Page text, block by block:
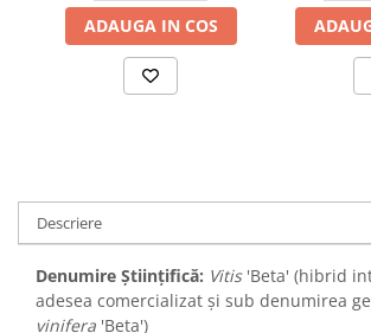
ADAUGA IN COS
Descriere
Denumire Științifică: Vitis'Beta' (hibrid
adesea comercializat și sub denumirea
vinifera 'Beta')